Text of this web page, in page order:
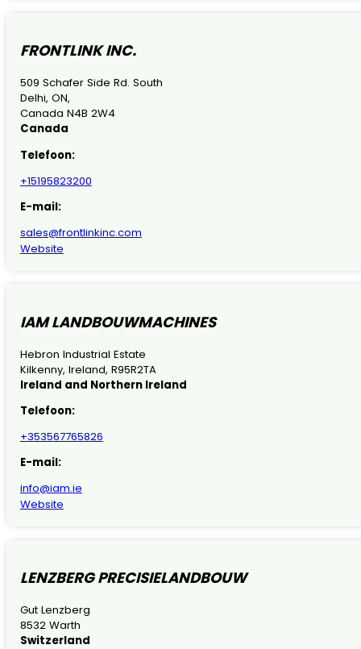
FRONTLINK INC.
509 Schafer Side Rd. South
Delhi, ON,
Canada N4B 2W4
Canada
Telefoon:
+15195823200
E-mail:
sales@frontlinkinc.com
Website
IAM LANDBOUWMACHINES
Hebron Industrial Estate
Kilkenny, Ireland, R95R2TA
Ireland and Northern Ireland
Telefoon:
+353567765826
E-mail:
info@iam.ie
Website
LENZBERG PRECISIELANDBOUW
Gut Lenzberg
8532 Warth
Switzerland